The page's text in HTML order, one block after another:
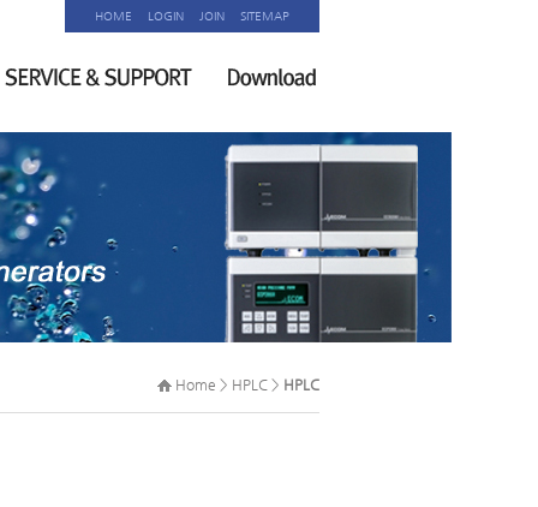
HOME LOGIN JOIN SITEMAP
Home > HPLC > HPLC